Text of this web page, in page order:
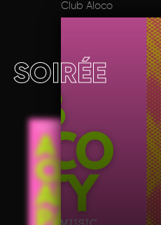
Club Aloco
SOIRÉE